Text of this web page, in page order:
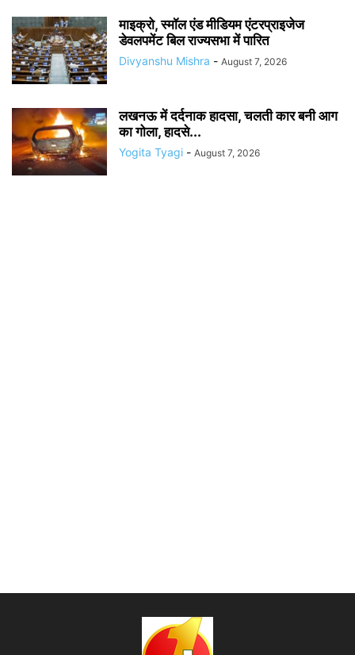
माइक्रो, स्मॉल एंड मीडियम एंटरप्राइजेज
डेवलपमेंट बिल राज्यसभा में पारित
Divyanshu Mishra - August 7, 2026
लखनऊ में दर्दनाक हादसा, चलती कार बनी आग
का गोला, हादसे...
Yogita Tyagi - August 7, 2026